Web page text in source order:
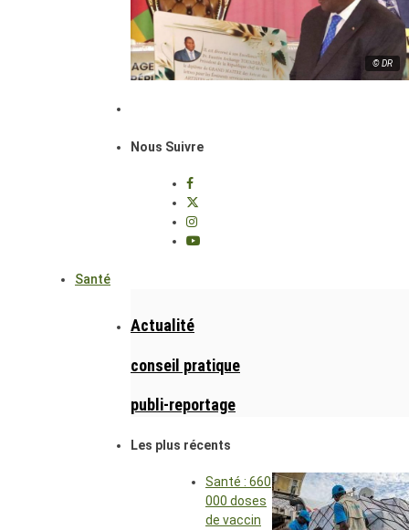
© DR
Nous Suivre
Santé
Actualité
conseil pratique
publi-reportage
Les plus récents
Santé : 660
000 doses
de vaccin